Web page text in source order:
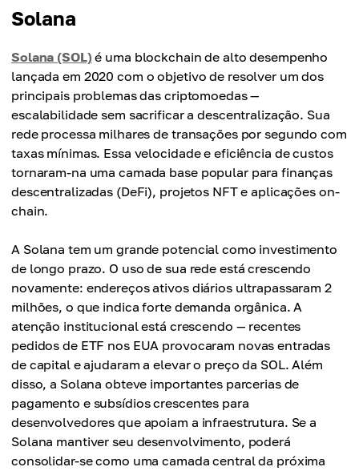
Solana
Solana (SOL) é uma blockchain de alto desempenho
lançada em 2020 com o objetivo de resolver um dos
principais problemas das criptomoedas —
escalabilidade sem sacrificar a descentralização. Sua
rede processa milhares de transações por segundo com
taxas mínimas. Essa velocidade e eficiência de custos
tornaram-na uma camada base popular para finanças
descentralizadas (DeFi), projetos NFT e aplicações on-
chain.
A Solana tem um grande potencial como investimento
de longo prazo. O uso de sua rede está crescendo
novamente: endereços ativos diários ultrapassaram 2
milhões, o que indica forte demanda orgânica. A
atenção institucional está crescendo — recentes
pedidos de ETF nos EUA provocaram novas entradas
de capital e ajudaram a elevar o preço da SOL. Além
disso, a Solana obteve importantes parcerias de
pagamento e subsídios crescentes para
desenvolvedores que apoiam a infraestrutura. Se a
Solana mantiver seu desenvolvimento, poderá
consolidar-se como uma camada central da próxima